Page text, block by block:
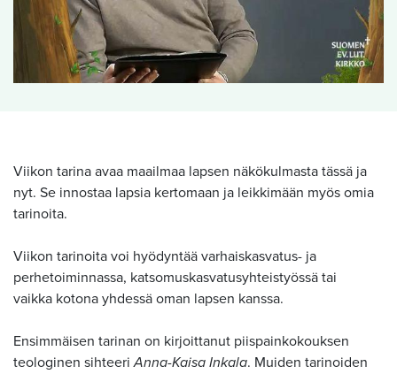
Viikon tarina avaa maailmaa lapsen näkökulmasta tässä ja
nyt. Se innostaa lapsia kertomaan ja leikkimään myös omia
tarinoita.
Viikon tarinoita voi hyödyntää varhaiskasvatus- ja
perhetoiminnassa, katsomuskasvatusyhteistyössä tai
vaikka kotona yhdessä oman lapsen kanssa.
Ensimmäisen tarinan on kirjoittanut piispainkokouksen
teologinen sihteeriAnna-Kaisa Inkala. Muiden tarinoiden